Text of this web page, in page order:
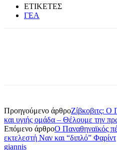
ΕΤΙΚΕΤΕΣ
ΓΕΑ
Προηγούμενο άρθροΖίβκοβιτς: Ο
και υγιής ομάδα – Θέλουμε την
Επόμενο άρθροΟ Παναθηναϊκός
εκτελεστή Ναν και “διπλό” Φαρίντ
giannis